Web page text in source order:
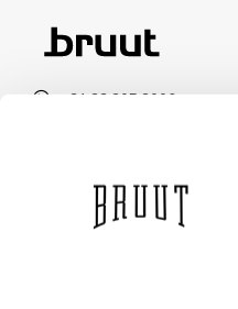
+31 23 205 2006
VIEW OPENING HOURS